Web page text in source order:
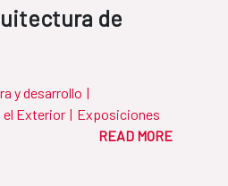
de
y desarrollo |
el Exterior | Exposiciones
READ MORE